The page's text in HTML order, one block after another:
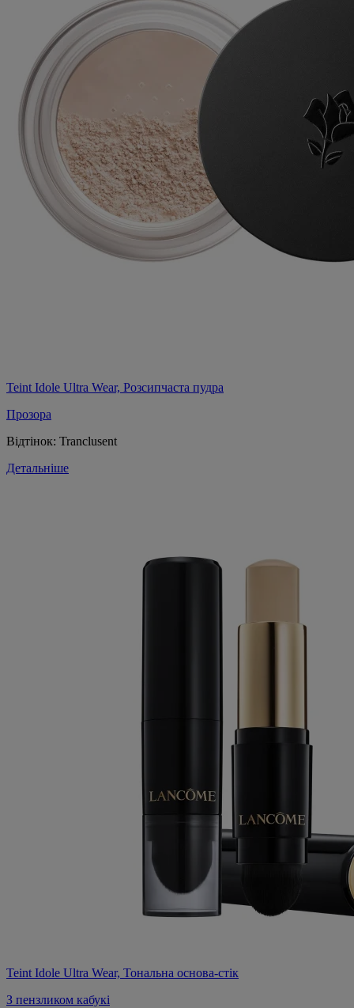
Teint Idole Ultra Wear, Розсипчаста пудра
Прозора
Відтінок: Tranclusent
Детальніше
Teint Idole Ultra Wear, Тональна основа-стік
З пензликом кабукі